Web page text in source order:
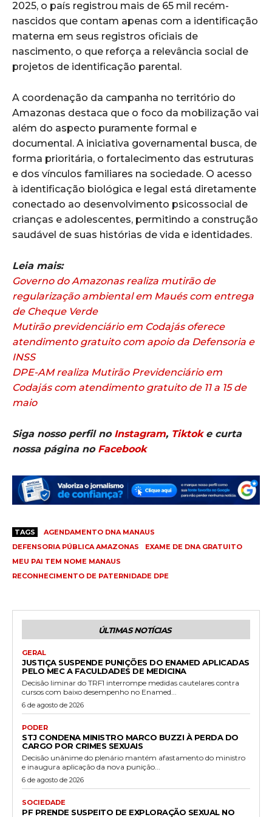
2025, o país registrou mais de 65 mil recém-
nascidos que contam apenas com a identificação
materna em seus registros oficiais de
nascimento, o que reforça a relevância social de
projetos de identificação parental.
A coordenação da campanha no território do
Amazonas destaca que o foco da mobilização vai
além do aspecto puramente formal e
documental. A iniciativa governamental busca, de
forma prioritária, o fortalecimento das estruturas
e dos vínculos familiares na sociedade. O acesso
à identificação biológica e legal está diretamente
conectado ao desenvolvimento psicossocial de
crianças e adolescentes, permitindo a construção
saudável de suas histórias de vida e identidades.
Leia mais:
Governo do Amazonas realiza mutirão de
regularização ambiental em Maués com entrega
de Cheque Verde
Mutirão previdenciário em Codajás oferece
atendimento gratuito com apoio da Defensoria e
INSS
DPE-AM realiza Mutirão Previdenciário em
Codajás com atendimento gratuito de 11 a 15 de
maio
Siga nosso perfil no Instagram, Tiktoke curta
nossa página no Facebook
TAGS
AGENDAMENTO DNA MANAUS
DEFENSORIA PÚBLICA AMAZONAS
EXAME DE DNA GRATUITO
MEU PAI TEM NOME MANAUS
RECONHECIMENTO DE PATERNIDADE DPE
ÚLTIMAS NOTÍCIAS
GERAL
JUSTIÇA SUSPENDE PUNIÇÕES DO ENAMED APLICADAS
PELO MEC A FACULDADES DE MEDICINA
Decisão liminar do TRF1 interrompe medidas cautelares contra
cursos com baixo desempenho no Enamed...
6 de agosto de 2026
PODER
STJ CONDENA MINISTRO MARCO BUZZI À PERDA DO
CARGO POR CRIMES SEXUAIS
Decisão unânime do plenário mantém afastamento do ministro
e inaugura aplicação da nova punição...
6 de agosto de 2026
SOCIEDADE
PF PRENDE SUSPEITO DE EXPLORAÇÃO SEXUAL NO